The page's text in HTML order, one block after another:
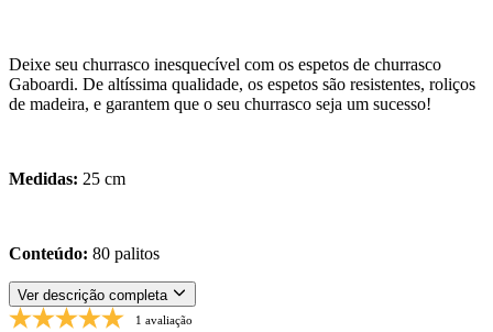
Deixe seu churrasco inesquecível com os espetos de churrasco
Gaboardi. De altíssima qualidade, os espetos são resistentes, roliços
de madeira, e garantem que o seu churrasco seja um sucesso!
Medidas: 25 cm
Conteúdo: 80 palitos
Ver descrição completa
1 avaliação